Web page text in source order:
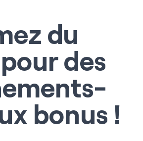
du
des
bonus !